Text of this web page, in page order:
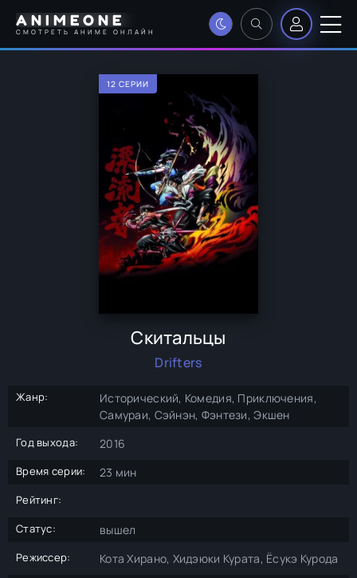
ANIMEONE
СМОТРЕТЬ АНИМЕ ОНЛАЙН
12 СЕРИИ
Скитальцы
Drifters
Жанр:
Исторический, Комедия, Приключения,
Самураи, Сэйнэн, Фэнтези, Экшен
Год выхода: 2016
Время серии: 23 мин
Рейтинг:
Статус:
вышел
Режиссер: Кота Хирано, Хидэюки Курата, Ёсукэ Курода